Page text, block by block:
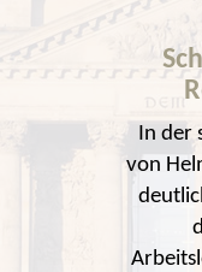
In der
von